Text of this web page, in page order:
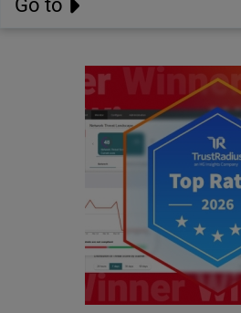
Go to